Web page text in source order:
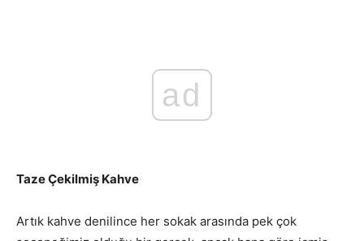
ad
Taze Çekilmiş Kahve
Artık kahve denilince her sokak arasında pek çok